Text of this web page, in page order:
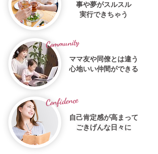
事や夢がスルスル
実行できちゃう
Community
ママ友や同僚とは違う
心地いい仲間ができる
Confidence
自己肯定感が高まって
ごきげんな日々に